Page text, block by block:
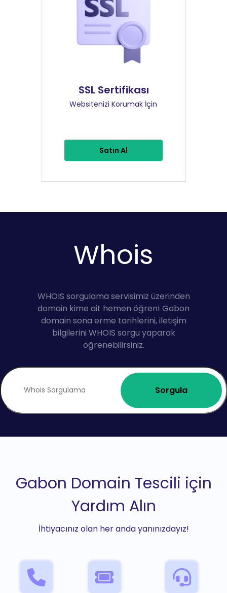
SSL Sertifikası
Websitenizi Korumak İçin
Satın Al
Whois
WHOIS sorgulama servisimiz üzerinden
domain kime ait hemen öğren! Gabon
domain sona erme tarihlerini, iletişim
bilgilerini WHOIS sorgu yaparak
öğrenebilirsiniz.
Sorgula
Gabon Domain Tescili için
Yardım Alın
İhtiyacınız olan her anda yanınızdayız!